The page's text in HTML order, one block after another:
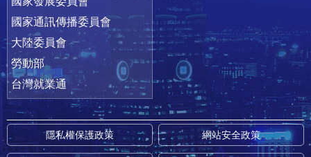
國家通訊傳播委員會
大陸委員會
勞動部
台灣就業通
隱私權保護政策 網站安全政策